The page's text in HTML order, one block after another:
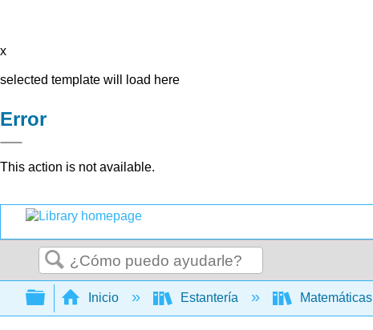
x
selected template will load here
Error
This action is not available.
Buscar
Expandir/contraer jerarquía global
Inicio Estantería Matemáticas